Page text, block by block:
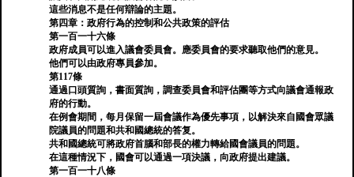
這些消息不是任何辯論的主題。
第四章：政府行為的控制和公共政策的評估
第一百一十六條
政府成員可以進入議會委員會。應委員會的要求聽取他們的意見。
他們可以由政府專員參加。
第117條
通過口頭質詢，書面質詢，調查委員會和評估團等方式向議會通報政
府的行動。
在例會期間，每月保留一屆會議作為優先事項，以解決來自國會眾議
院議員的問題和共和國總統的答复。
共和國總統可將政府首腦和部長的權力轉給國會議員的問題。
在這種情況下，國會可以通過一項決議，向政府提出建議。
第一百一十八條